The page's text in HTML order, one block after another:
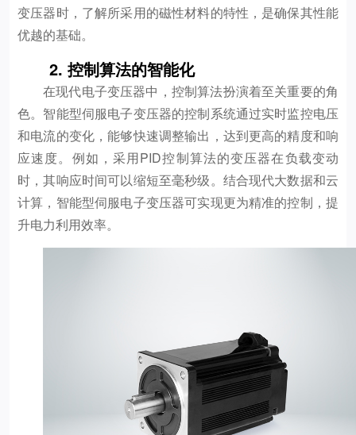
变压器时，了解所采用的磁性材料的特性，是确保其性能
优越的基础。
2. 控制算法的智能化
在现代电子变压器中，控制算法扮演着至关重要的角
色。智能型伺服电子变压器的控制系统通过实时监控电压
和电流的变化，能够快速调整输出，达到更高的精度和响
应速度。例如，采用PID控制算法的变压器在负载变动
时，其响应时间可以缩短至毫秒级。结合现代大数据和云
计算，智能型伺服电子变压器可实现更为精准的控制，提
升电力利用效率。